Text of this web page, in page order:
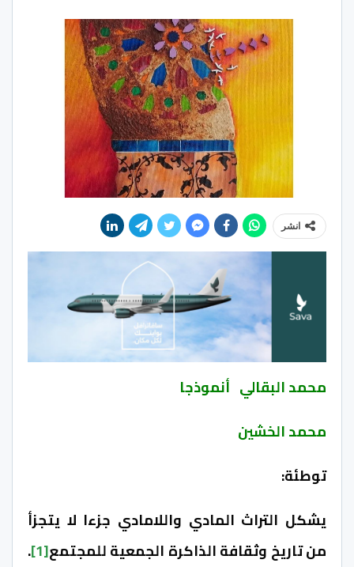
انشر
محمد البقالي أنموذجا
محمد الخشين
توطئة:
يشكل التراث المادي واللامادي جزءا لا يتجزأ
من تاريخ وثقافة الذاكرة الجمعية للمجتمع[1]
.